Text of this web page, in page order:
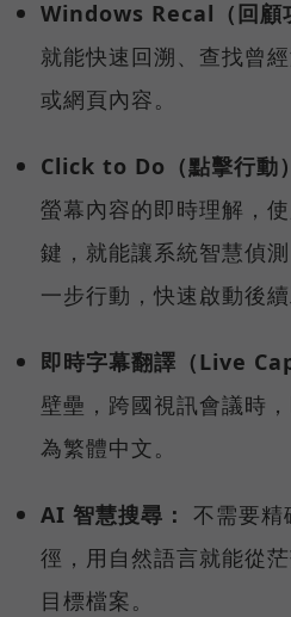
Windows Recal（回顧
就能快速回溯、查找曾
或網頁內容。
Click to Do（點擊行動
螢幕內容的即時理解，
鍵，就能讓系統智慧偵
一步行動，快速啟動後續
即時字幕翻譯（Live
壁壘，跨國視訊會議時
為繁體中文。
AI 智慧搜尋： 不需要精
徑，用自然語言就能從
目標檔案。